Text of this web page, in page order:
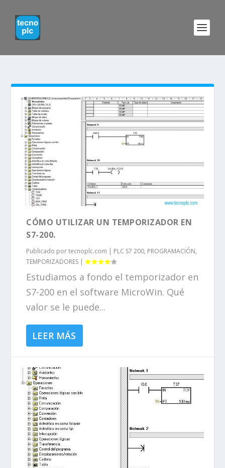
CÓMO UTILIZAR UN TEMPORIZADOR EN
S7-200.
Publicado portecnoplc.com | PLC S7 200, PROGRAMACIÓN,
TEMPORIZADORES |
Estudiamos a fondo el temporizador en
S7-200 en el software MicroWin. Qué
valor se le puede...
LEER MÁS